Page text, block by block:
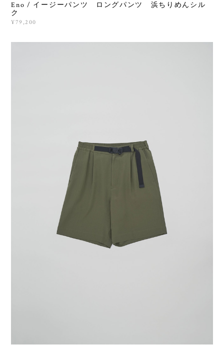
Eno / イージーパンツ ロングパンツ 浜ちりめんシル
ク
¥79,200